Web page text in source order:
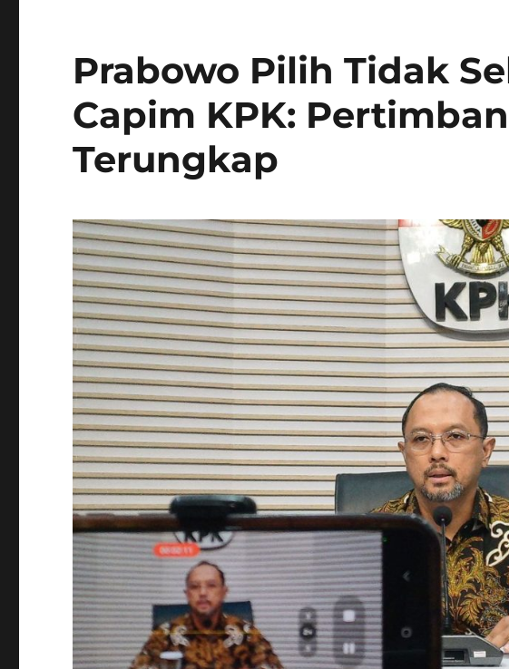
Prabowo Pilih Tidak
Capim KPK:
Terungkap